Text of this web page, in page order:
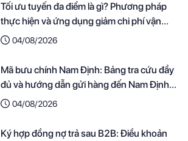
Tối ưu tuyến đa điểm là gì? Phương pháp
thực hiện và ứng dụng giảm chi phí vận
chuyển cho doanh nghiệp
04/08/2026
Mã bưu chính Nam Định: Bảng tra cứu đầy
đủ và hướng dẫn gửi hàng đến Nam Định
nhanh nhất
04/08/2026
Ký hợp đồng nợ trả sau B2B: Điều khoản